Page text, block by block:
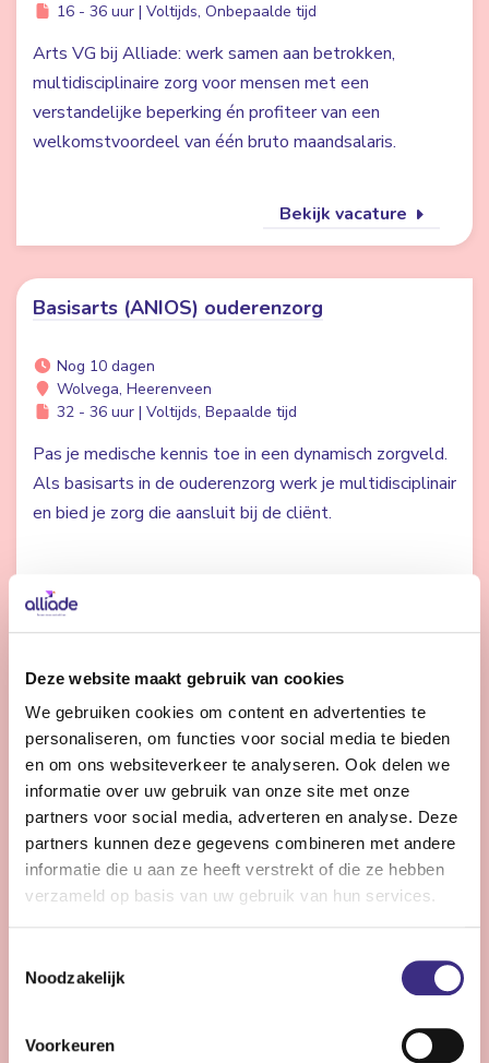
Deze website maakt gebruik van cookies
We gebruiken cookies om content en advertenties te
personaliseren, om functies voor social media te bieden
en om ons websiteverkeer te analyseren. Ook delen we
informatie over uw gebruik van onze site met onze
partners voor social media, adverteren en analyse. Deze
partners kunnen deze gegevens combineren met andere
informatie die u aan ze heeft verstrekt of die ze hebben
verzameld op basis van uw gebruik van hun services.
Noodzakelijk
Voorkeuren
16 - 36 uur | Voltijds, Onbepaalde tijd
Arts VG bij Alliade: werk samen aan betrokken,
multidisciplinaire zorg voor mensen met een
verstandelijke beperking én profiteer van een
welkomstvoordeel van één bruto maandsalaris.
Bekijk vacature
Basisarts (ANIOS) ouderenzorg
Nog 10 dagen
Wolvega, Heerenveen
32 - 36 uur | Voltijds, Bepaalde tijd
Pas je medische kennis toe in een dynamisch zorgveld.
Als basisarts in de ouderenzorg werk je multidisciplinair
en bied je zorg die aansluit bij de cliënt.
Gedragskundige jeugdzorg
Nog 10 dagen
Friesland
24 - 36 uur | Deeltijds, Onbepaalde tijd
Wil jij jouw expertise inzetten voor kinderen en
jongeren (0-18 jr) met een licht verstandelijke
beperking? Versterk ons team en draag bij aan hun zorg
Bekijk vacature